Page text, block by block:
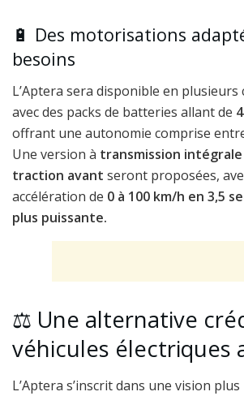
🔋 Des motorisations
besoins
L’Aptera sera disponible en
avec des packs de batteries allant de
offrant une autonomie comprise
Une version à transmission intégrale
traction avant seront proposées,
accélération de 0 à 100 km/h en 3,5
plus puissante.
⚖️ Une alternative
véhicules électriques
L’Aptera s’inscrit dans une vision